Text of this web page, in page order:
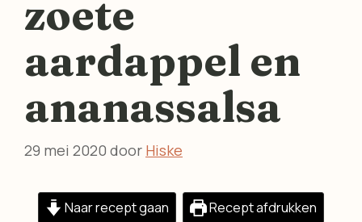
zoete
aardappel en
ananassalsa
29 mei 2020 door Hiske
Naar recept gaan Recept afdrukken